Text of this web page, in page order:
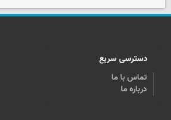
دسترسی سریع
تماس با ما
درباره ما